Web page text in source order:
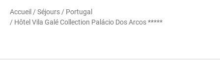
Accueil /Séjours / Portugal
/ Hôtel Vila Galé Collection Palácio Dos Arcos *****